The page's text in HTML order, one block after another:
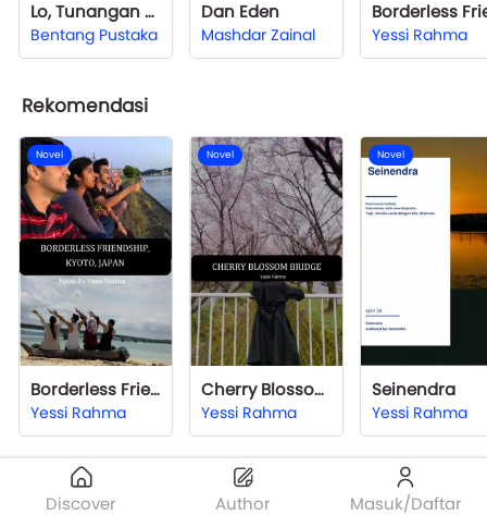
Discover Author Masuk/Daftar
Lo, Tunangan Gue!
Bentang Pustaka
Dan Eden
Mashdar Zainal Yessi Rahma
Rekomendasi
Novel
Borderless Friendship
Yessi Rahma
Novel
Cherry Blossom Bridge
Yessi Rahma
Novel
Seinendra
Yessi Rahma